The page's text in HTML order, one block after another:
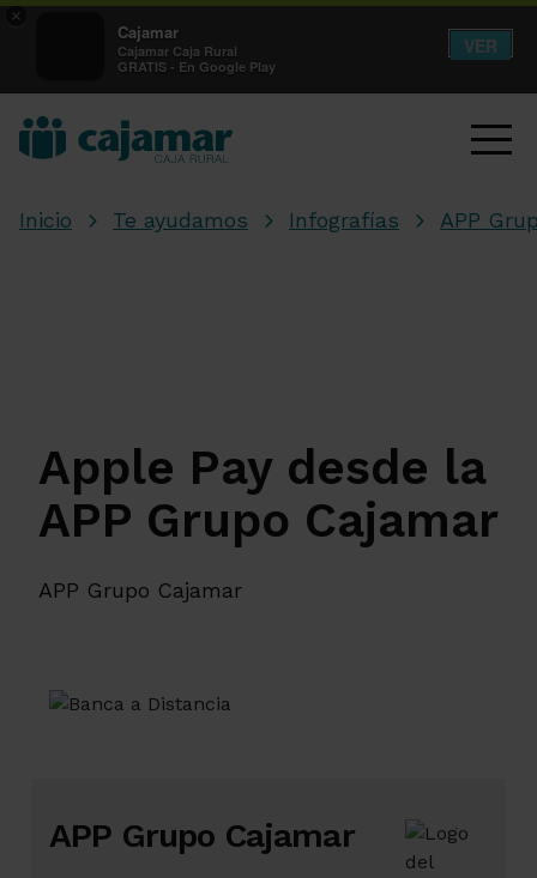
×
Cajamar
Cajamar Caja Rural
GRATIS - En Google Play
VER
Inicio Te ayudamos Infografías APP
Apple Pay desde la
APP Grupo Cajamar
APP Grupo Cajamar
APP Grupo Cajamar